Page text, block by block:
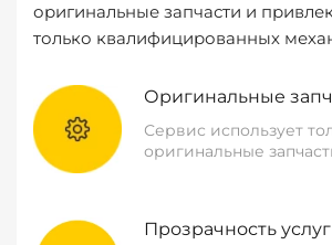
оригинальные запчасти и
только квалифицированных
Оригинальные
Сервис использует
оригинальные
Прозрачность услуг